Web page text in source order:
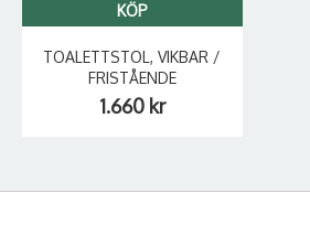
KÖP
TOALETTSTOL, VIKBAR /
FRISTÅENDE
1.660 kr